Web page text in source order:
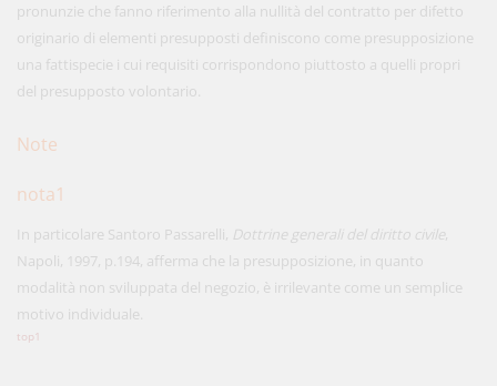
pronunzie che fanno riferimento alla nullità del contratto per difetto
originario di elementi presupposti definiscono come presupposizione
una fattispecie i cui requisiti corrispondono piuttosto a quelli propri
del presupposto volontario.
Note
nota1
In particolare Santoro Passarelli, Dottrine generali del diritto civile,
Napoli, 1997, p.194, afferma che la presupposizione, in quanto
modalità non sviluppata del negozio, è irrilevante come un semplice
motivo individuale.
top1